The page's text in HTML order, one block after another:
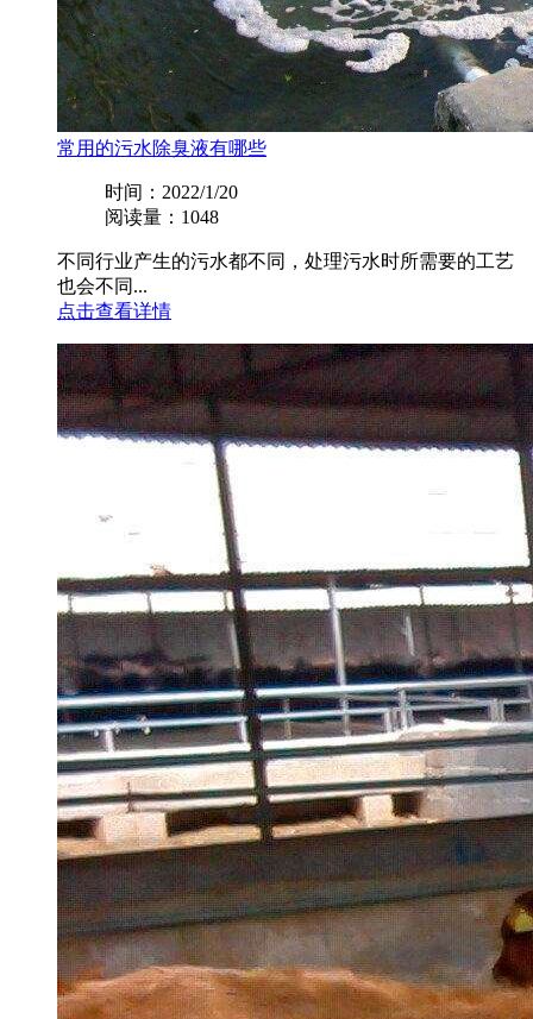
常用的污水除臭液有哪些
时间：2022/1/20
阅读量：1048
不同行业产生的污水都不同，处理污水时所需要的工艺
也会不同...
点击查看详情